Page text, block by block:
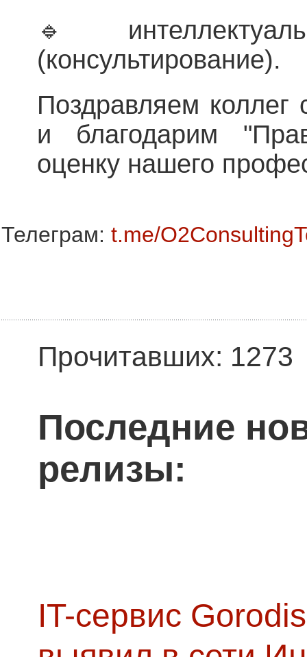
(консультирование).
Поздравляем коллег
и благодарим
оценку нашего
Телеграм: t.me/
Прочитавших: 1273
Последние
релизы:
IT-сервис